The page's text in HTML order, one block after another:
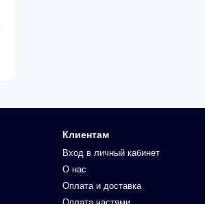
Клиентам
Вход в личный кабинет
О нас
Оплата и доставка